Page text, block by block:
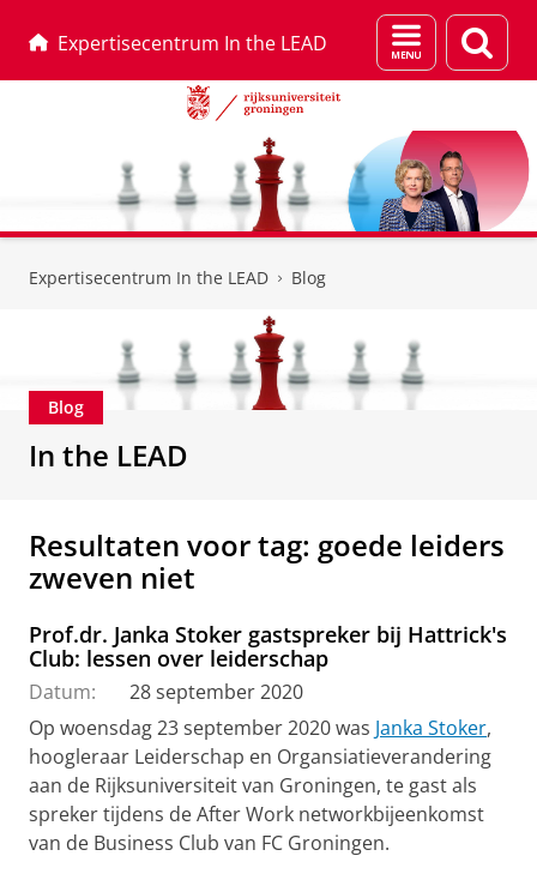
Expertisecentrum In the LEAD
Menu
en
Expertisecentrum In the LEAD Blog
Blog
In the LEAD
Resultaten voor tag: goede leiders
zweven niet
Prof.dr. Janka Stoker gastspreker bij Hattrick's
Club: lessen over leiderschap
Datum:
28 september 2020
Op woensdag 23 september 2020 was Janka Stoker,
hoogleraar Leiderschap en Organsiatieverandering
aan de Rijksuniversiteit van Groningen, te gast als
spreker tijdens de After Work networkbijeenkomst
van de Business Club van FC Groningen.